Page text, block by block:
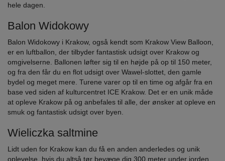
hele dagen.
Balon Widokowy
Balon Widokowy i Krakow, også kendt som Krakow View Balloon,
er en luftballon, der tilbyder fantastisk udsigt over Krakow og
omgivelserne. Ballonen løfter sig til en højde på op til 150 meter,
og fra den får du en flot udsigt over Wawel-slottet, den gamle
bydel og meget mere. Turene varer op til en time og afgår fra en
base ved siden af kulturcentret ICE Krakow. Det er en unik måde
at opleve Krakow på og anbefales til alle, der ønsker at opleve en
smuk og fantastisk udsigt over byen.
Wieliczka saltmine
Lidt uden for Krakow kan du få en anden anderledes og unik
oplevelse, hvis du altså tør bevæge dig 300 meter under jorden.